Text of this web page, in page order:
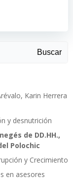
Buscar
Karin Herrera
y desnutrición
de DD.HH.,
Polochic
y Crecimiento
en asesores